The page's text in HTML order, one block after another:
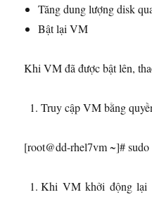
Tăng dung lượng disk
Bật lại VM
Khi VM đã được bật lên,
Truy cập VM bằng
[root@dd-rhel7vm ~]# sudo
Khi VM khởi động lại